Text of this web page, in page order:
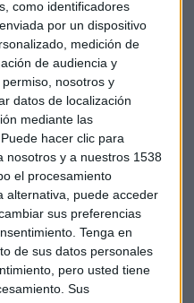
como identificadores
por un dispositivo
medición de
de audiencia y
nosotros y
datos de localización
mediante las
hacer clic para
nosotros y a nuestros 1538
el procesamiento
alternativa, puede acceder
sus preferencias
Tenga en
de sus datos personales
pero usted tiene
Sus
consideran que
materia medioambiental,
sus siglas en inglés)
la valoración de las
se enfrenta a varios
. En la época dorada
también ha llegado y es
se enfrenta.